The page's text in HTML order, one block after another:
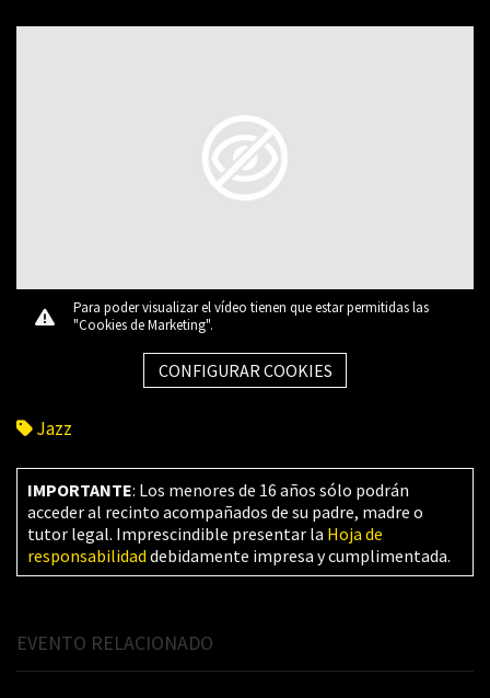
Para poder visualizar el vídeo tienen que estar permitidas las
"Cookies de Marketing".
CONFIGURAR COOKIES
Jazz
IMPORTANTE: Los menores de 16 años sólo podrán
acceder al recinto acompañados de su padre, madre o
tutor legal. Imprescindible presentar la Hoja de
responsabilidad debidamente impresa y cumplimentada.
EVENTO RELACIONADO